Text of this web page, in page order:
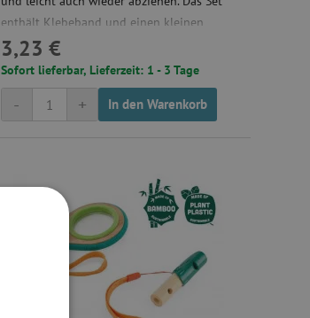
enthält Klebeband und einen kleinen
Holzspielzeug Zug.
3,23 €
Sofort lieferbar, Lieferzeit: 1 - 3 Tage
+
- In den Warenkorb